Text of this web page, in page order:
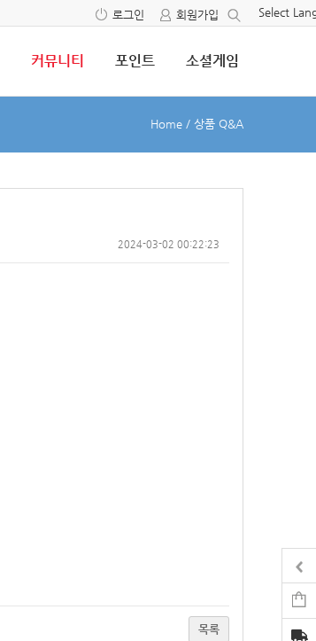
Select
로그인 회원가입
커뮤니티 포인트 소셜게임
Home / 상품 Q&A
2024-03-02 00:22:23
목록